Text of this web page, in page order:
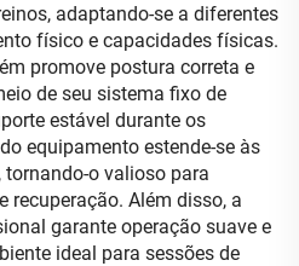
adaptando-se a diferentes
físico e capacidades físicas.
promove postura correta e
de seu sistema fixo de
estável durante os
equipamento estende-se às
o valioso para
recuperação. Além disso, a
garante operação suave e
ideal para sessões de